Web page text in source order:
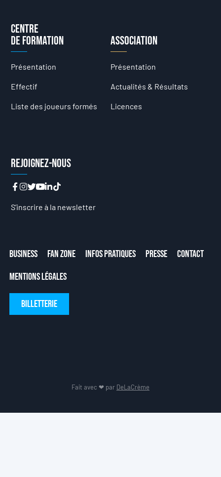
Centre
de formation
Présentation
Effectif
Liste des joueurs formés
Association
Présentation
Actualités & Résultats
Licences
Rejoignez-nous
S’inscrire à la newsletter
Business Fan Zone Infos Pratiques Presse
Contact
Mentions Légales
Billetterie
Fait avec ❤ par DeLaCrème